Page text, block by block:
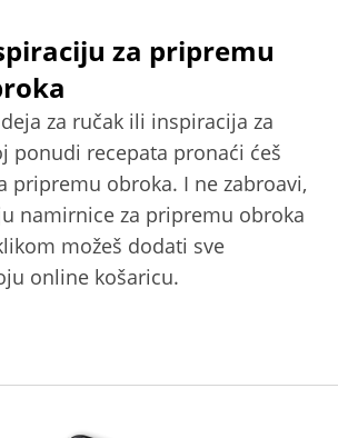
za pripremu
za ručak ili inspiracija za
ponudi recepata pronaći ćeš
pripremu obroka. I ne zabroavi,
namirnice za pripremu obroka
možeš dodati sve
online košaricu.